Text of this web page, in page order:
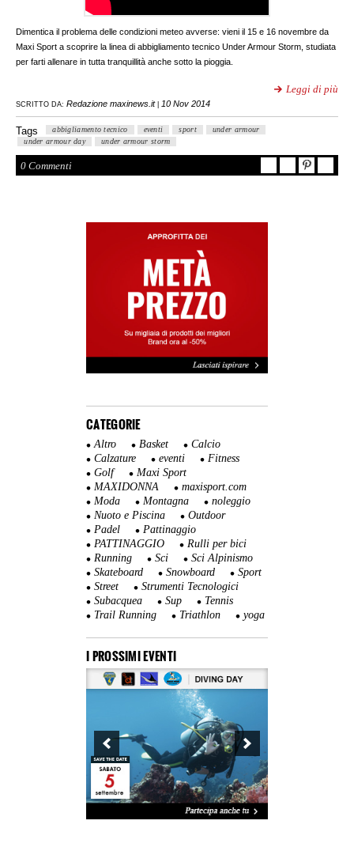
Dimentica il problema delle condizioni meteo avverse: vieni il 15 e 16 novembre da
Maxi Sport a scoprire la linea di abbigliamento tecnico Under Armour Storm, studiata
per farti allenare in tutta tranquillità anche sotto la pioggia.
Leggi di più
SCRITTO DA: Redazione maxinews.it 10 Nov 2014
Tags abbigliamento tecnico eventi sport
under armour
under armour day
under armour storm
0 Commenti
CATEGORIE
Altro Basket
Calcio
Calzature
eventi
Fitness
Golf
Maxi Sport
MAXIDONNA
maxisport.com
Moda
Montagna
noleggio
Nuoto e Piscina
Outdoor
Padel
Pattinaggio
PATTINAGGIO
Rulli per bici
Running
Sci
Sci Alpinismo
Skateboard
Snowboard
Sport
Street
Strumenti Tecnologici
Subacquea
Sup
Tennis
Trail Running
Triathlon yoga
I PROSSIMI EVENTI